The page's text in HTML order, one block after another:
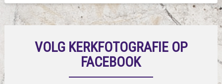
VOLG KERKFOTOGRAFIE OP
FACEBOOK